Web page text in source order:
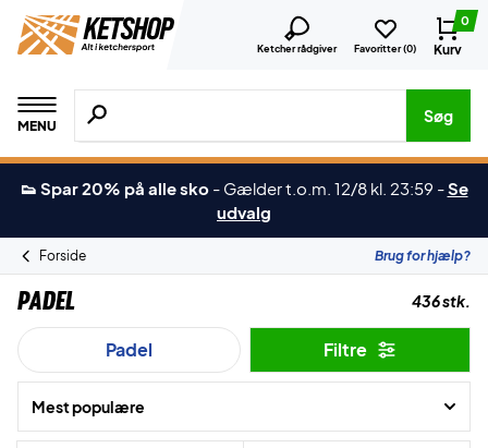
Ketcher rådgiver Favoritter (0)
0
Kurv
MENU
Søg efter produkter, mærker etc.
Søg
👟 Spar 20% på alle sko - Gælder t.o.m. 12/8 kl. 23:59 -Se
udvalg
Forside Brug for hjælp?
Padel 436 stk.
Padel Filtre
Mest populære